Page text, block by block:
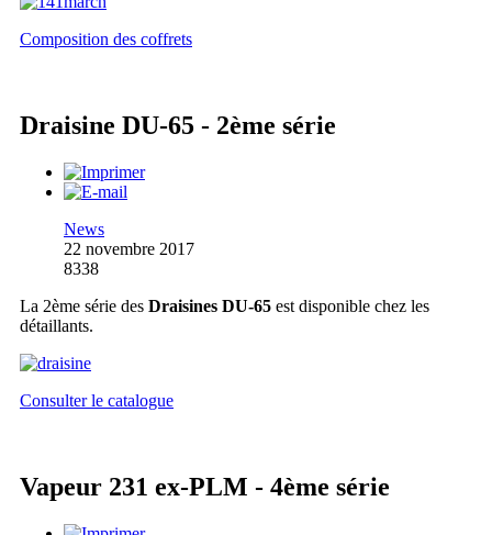
Composition des coffrets
Draisine DU-65 - 2ème série
News
22 novembre 2017
8338
La 2ème série des Draisines DU-65 est disponible chez les
détaillants.
Consulter le catalogue
Vapeur 231 ex-PLM - 4ème série